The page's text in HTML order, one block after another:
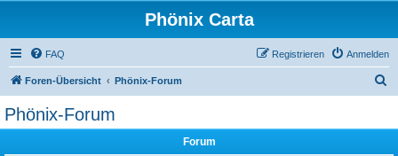
Phönix Carta
FAQ Anmelden
Registrieren
Foren-Übersicht Phönix-Forum
Phönix-Forum
Forum